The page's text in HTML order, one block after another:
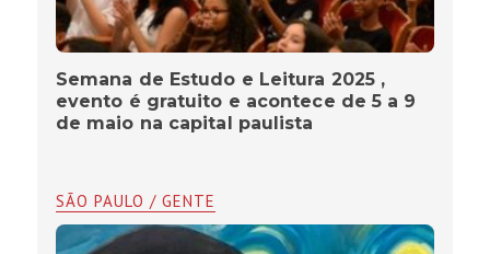
Semana de Estudo e Leitura 2025 ,
evento é gratuito e acontece de 5 a 9
de maio na capital paulista
SÃO PAULO / GENTE